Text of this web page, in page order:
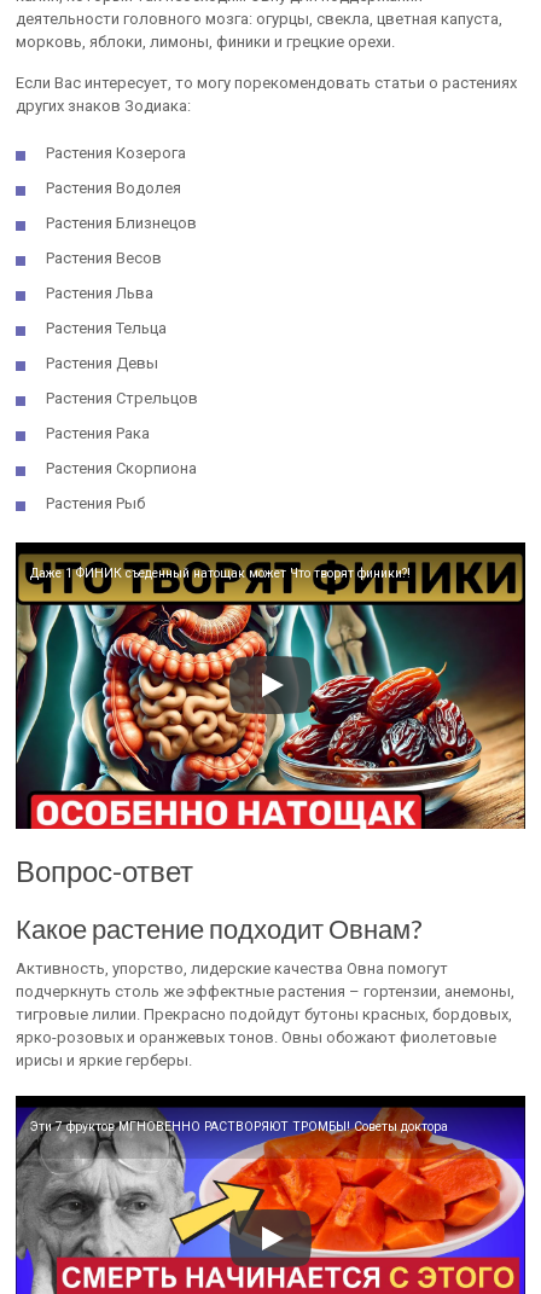
деятельности головного мозга: огурцы, свекла, цветная капуста,
морковь, яблоки, лимоны, финики и грецкие орехи.
Если Вас интересует, то могу порекомендовать статьи о растениях
других знаков Зодиака:
Растения Козерога
Растения Водолея
Растения Близнецов
Растения Весов
Растения Льва
Растения Тельца
Растения Девы
Растения Стрельцов
Растения Рака
Растения Скорпиона
Растения Рыб
Даже 1 ФИНИК съеденный натощак может Что творят финики?!
Вопрос-ответ
Какое растение подходит Овнам?
Активность, упорство, лидерские качества Овна помогут
подчеркнуть столь же эффектные растения – гортензии, анемоны,
тигровые лилии. Прекрасно подойдут бутоны красных, бордовых,
ярко-розовых и оранжевых тонов. Овны обожают фиолетовые
ирисы и яркие герберы.
Эти 7 фруктов МГНОВЕННО РАСТВОРЯЮТ ТРОМБЫ! Советы доктора